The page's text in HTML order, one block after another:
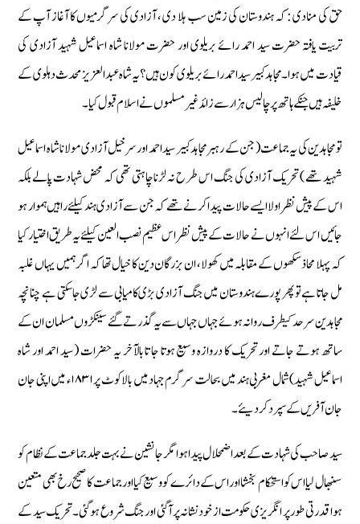
حق کی منادی : کہ ہندوستان کی زمین سب ہلا دی ، آزادی کی سرگرمیوں کا آغاز آپ کے
تربیت یافتہ حضرت سید احمد رائے بریلوی اور حضرت مولانا شاہ اسماعیل شہید آزادی کی
قیادت میں ہوا۔ مجاہد کبیر سید احمد رائے بریلوی کون ہیں؟ یہ شاہ عبد العزیز محدث دہلوی کے
خلیفہ ہیں جنکے ہاتھ پر چالیس ہزار سے زائد غیر مسلموں نے اسلام قبول کیا۔
تو مجاہدین کی یہ جماعت ( جن کے رہبر مجاہد کبیر سید احمد اور سرخیل آزادی مولانا شاہ اسماعیل
شہید تھے ) تحریک آزادی کی جنگ اس طرح نہ لڑنا چاہتی تھی کہ محض شہادت پالے بلکہ
اس کے پیش نظر اولا ایسے حالات پیدا کرنے تھے کہ جن سے آزادی ہند کیلئے راہیں ہموار ہو
جائیں اس لئے انہوں نے حالات کے پیش نظر اس عظیم نصب العین کیلئے یہ طریق اختیار کیا
کہ پہلا محاذ سکھوں کے مقابلہ میں کھولا، ان بزرگان دین کا خیال تھا کہ اگر ہمیں یہاں غلبہ
مل جاتا ہے تو پھر پورے ہندوستان میں جنگ آزادی بڑی کامیابی سے لڑی جاسکتی ہے چنانچہ
مجاہدین سرحد کیطرف روانہ ہوئے جہاں جہاں سے یہ گذرتے گئے سینکڑوں مسلمان ان کے
ساتھ ہوتے جاتے اور تحریک کا دروازہ وسیع ہوتا جا تا بالآخر یہ حضرات ( سید احمد اور شاہ
اسماعیل شہید) شمال مغربی ہند میں بحالت سرگرم جہاد میں بالا کوٹ پر ۱۸۳۱ء میں اپنی جان
جان آفریں کے سپرد کر دیئے۔
سید صاحب کی شہادت کے بعد اضمحلال پیدا ہوا مگر جانشین نے بہت جلد جماعت کے نظام کو
سنبھال لیا اس کو استحکام بخشا اور اس کے دائرے کو وسیع کیا اور جماعت کا صحیح رخ بھی متعین
ہوا قدرتی طور پر انگریزی حکومت از خود نشانہ پر آگئی اور جنگ شروع ہوگئی۔ تحریک سید کے